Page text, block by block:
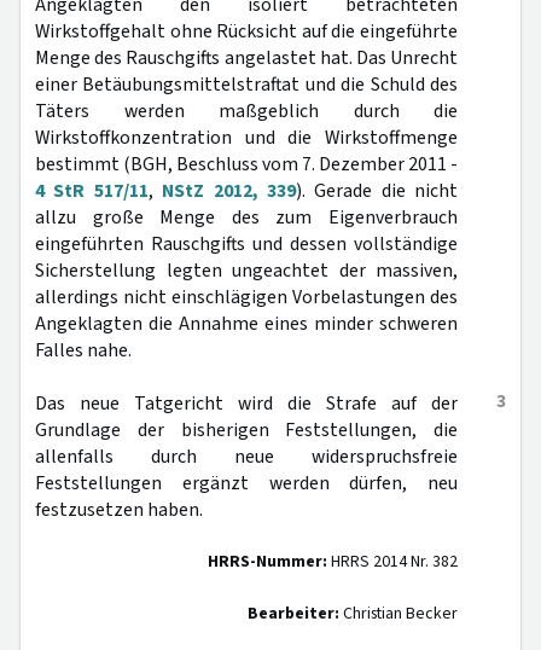
Wirkstoffgehalt ohne Rücksicht auf die eingeführte
Menge des Rauschgifts angelastet hat. Das Unrecht
einer Betäubungsmittelstraftat und die Schuld des
Täters werden maßgeblich durch die
Wirkstoffkonzentration und die Wirkstoffmenge
bestimmt (BGH, Beschluss vom 7. Dezember 2011 -
4 StR 517/11, NStZ 2012, 339). Gerade die nicht
allzu große Menge des zum Eigenverbrauch
eingeführten Rauschgifts und dessen vollständige
Sicherstellung legten ungeachtet der massiven,
allerdings nicht einschlägigen Vorbelastungen des
Angeklagten die Annahme eines minder schweren
Falles nahe.
3
Das neue Tatgericht wird die Strafe auf der
Grundlage der bisherigen Feststellungen, die
allenfalls durch neue widerspruchsfreie
Feststellungen ergänzt werden dürfen, neu
festzusetzen haben.
HRRS-Nummer: HRRS 2014 Nr. 382
Bearbeiter: Christian Becker